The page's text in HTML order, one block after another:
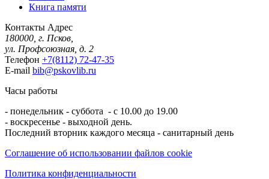
Книга памяти
Контакты Адрес
180000, г. Псков,
ул. Профсоюзная, д. 2
Телефон +7(8112) 72-47-35
E-mail bib@pskovlib.ru
Часы работы
- понедельник - суббота - с 10.00 до 19.00
- воскресенье - выходной день.
Последний вторник каждого месяца - санитарный день
Соглашение об использовании файлов cookie
Политика конфиденциальности